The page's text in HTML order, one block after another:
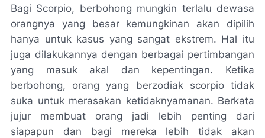
Bagi Scorpio, berbohong mungkin terlalu dewasa
orangnya yang besar kemungkinan akan dipilih
hanya untuk kasus yang sangat ekstrem. Hal itu
juga dilakukannya dengan berbagai pertimbangan
yang masuk akal dan kepentingan. Ketika
berbohong, orang yang berzodiak scorpio tidak
suka untuk merasakan ketidaknyamanan. Berkata
jujur membuat orang jadi lebih penting dari
siapapun dan bagi mereka lebih tidak akan